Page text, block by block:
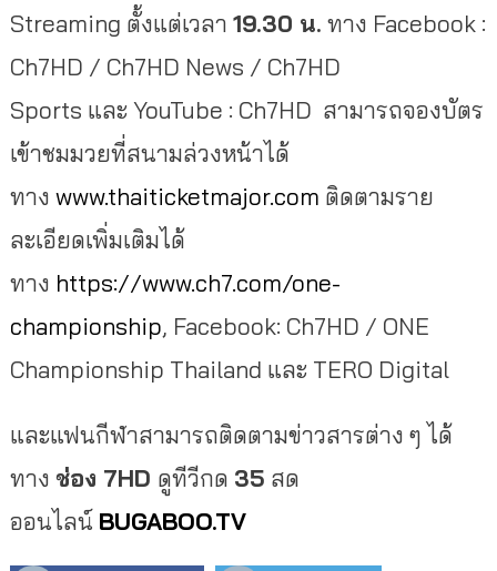
Streaming ตั้งแต่เวลา 19.30 น. ทาง Facebook :
Ch7HD / Ch7HD News / Ch7HD
Sports และ YouTube : Ch7HD สามารถจองบัตร
เข้าชมมวยที่สนามล่วงหน้าได้
ทาง www.thaiticketmajor.com ติดตามราย
ละเอียดเพิ่มเติมได้
ทาง https://www.ch7.com/one-
championship, Facebook: Ch7HD / ONE
Championship Thailand และ TERO Digital
และแฟนกีฬาสามารถติดตามข่าวสารต่าง ๆ ได้
ทาง ช่อง 7HD ดูทีวีกด 35 สด
ออนไลน์ BUGABOO.TV